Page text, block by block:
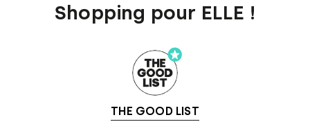
Shopping pour ELLE !
THE GOOD LIST